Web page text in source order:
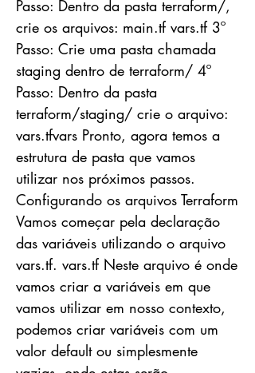
Passo: Dentro da pasta terraform/,
crie os arquivos: main.tf vars.tf 3º
Passo: Crie uma pasta chamada
staging dentro de terraform/ 4º
Passo: Dentro da pasta
terraform/staging/ crie o arquivo:
vars.tfvars Pronto, agora temos a
estrutura de pasta que vamos
utilizar nos próximos passos.
Configurando os arquivos Terraform
Vamos começar pela declaração
das variáveis utilizando o arquivo
vars.tf. vars.tf Neste arquivo é onde
vamos criar a variáveis em que
vamos utilizar em nosso contexto,
podemos criar variáveis com um
valor default ou simplesmente